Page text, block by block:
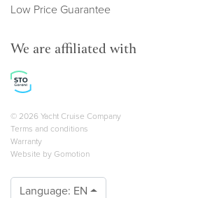
Low Price Guarantee
We are affiliated with
Copyright navigation
© 2026 Yacht Cruise Company
Terms and conditions
Warranty
Website by Gomotion
Language: EN